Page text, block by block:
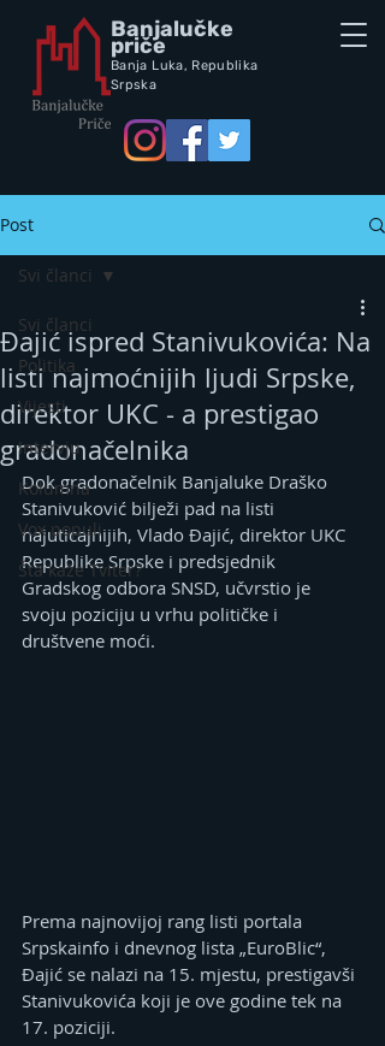
Banjalučke
priče
Banja Luka, Republika
Srpska
Post
Svi članci
Politika
Vijesti
Intervju
Kolumna
Vox populi
Šta kaže Tviter?
Svi članci
Đajić ispred Stanivukovića: Na
listi najmoćnijih ljudi Srpske,
direktor UKC - a prestigao
gradonačelnika
Dok gradonačelnik Banjaluke Draško
Stanivuković bilježi pad na listi
najuticajnijih, Vlado Đajić, direktor UKC
Republike Srpske i predsjednik
Gradskog odbora SNSD, učvrstio je
svoju poziciju u vrhu političke i
društvene moći.
Prema najnovijoj rang listi portala
Srpskainfo i dnevnog lista „EuroBlic“,
Đajić se nalazi na 15. mjestu, prestigavši
Stanivukovića koji je ove godine tek na
17. poziciji.